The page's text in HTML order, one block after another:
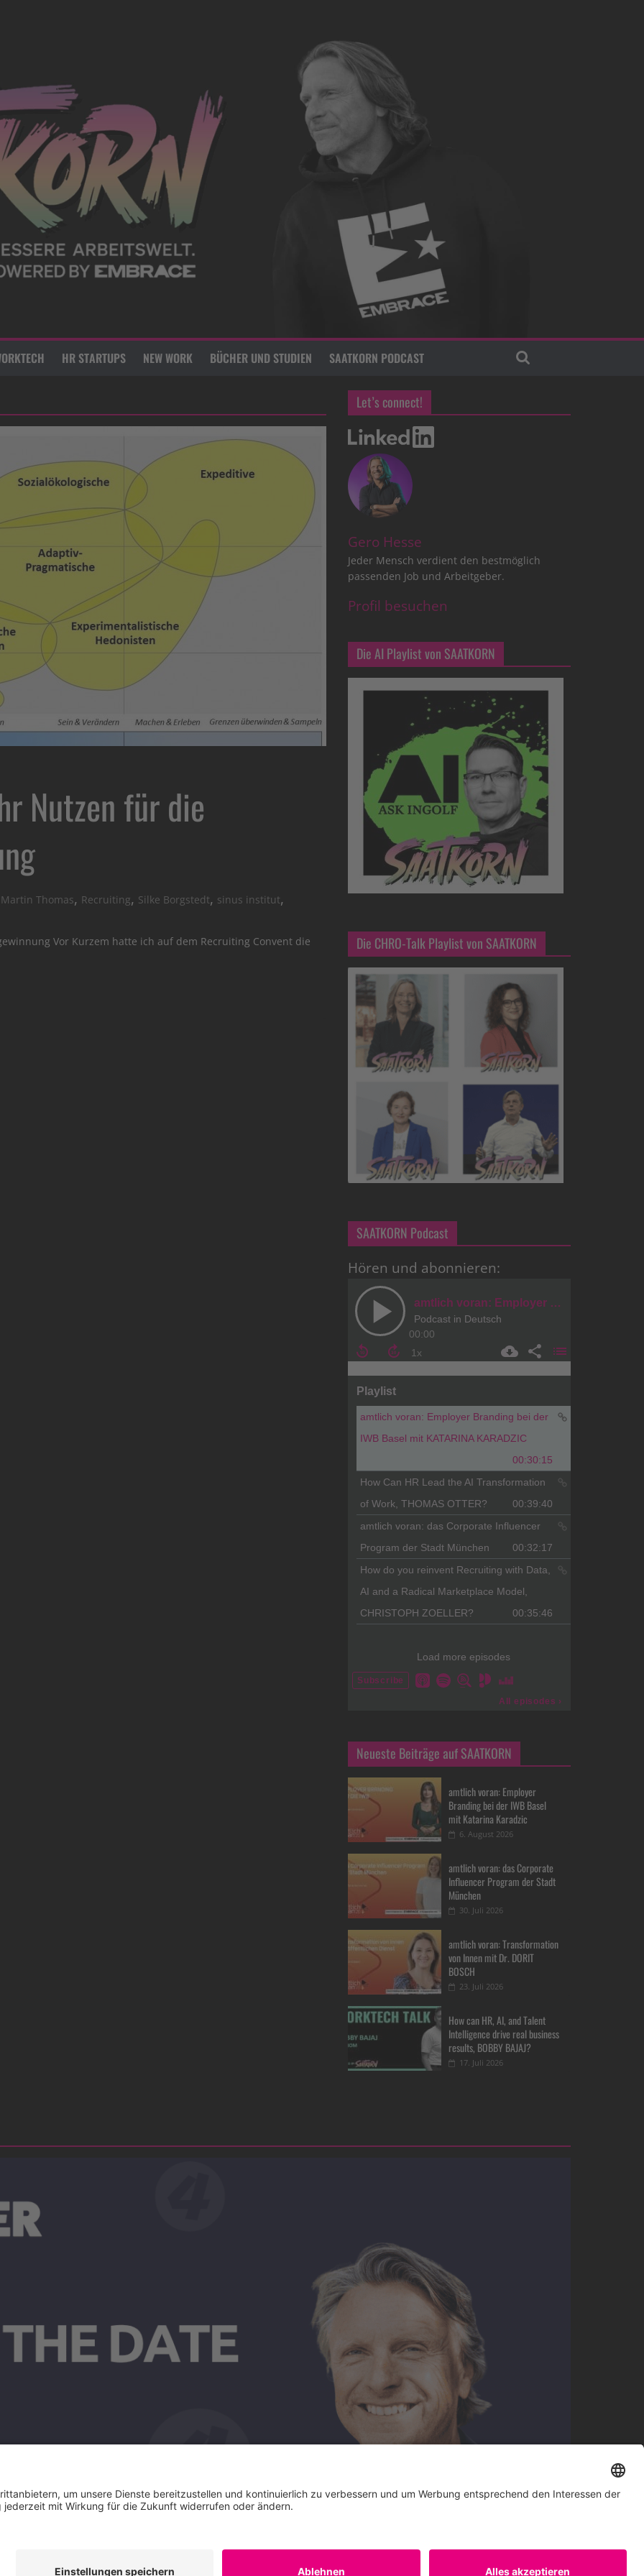
HR STARTUPS NEW WORK BÜCHER UND STUDIEN SAATKORN PODCAST
Nutzen für die
Thomas, Recruiting, Silke Borgstedt, sinus institut,
Vor Kurzem hatte ich auf dem Recruiting Convent die
Let’s connect!
Gero Hesse
Jeder Mensch verdient den bestmöglich
passenden Job und Arbeitgeber.
Profil besuchen
Die AI Playlist von SAATKORN
Die CHRO-Talk Playlist von SAATKORN
SAATKORN Podcast
Hören und abonnieren:
Neueste Beiträge auf SAATKORN
amtlich voran: Employer
Branding bei der IWB Basel
mit Katarina Karadzic
6. August 2026
amtlich voran: das Corporate
Influencer Program der Stadt
München
30. Juli 2026
amtlich voran: Transformation
von Innen mit Dr. DORIT
BOSCH
23. Juli 2026
How can HR, AI, and Talent
Intelligence drive real business
results, BOBBY BAJAJ?
17. Juli 2026